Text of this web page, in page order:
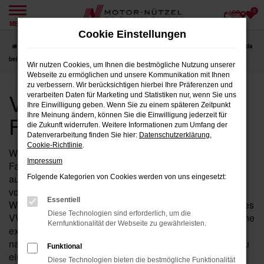
Zum
springen
MENÜ
0
VW Jahreswagen für Fulda
bei Motor-Nützel
VW Jahreswagen für
Fulda bei Motor-Nützel
Wenn Sie in der Nähe von Fulda nach einem fast neuen
Fahrzeug suchen, das Ihnen sowohl hohe Qualität als
auch einen attraktiven Preis bietet, ist der Passat Variant
von VW als Jahreswagen bei Motor-Nützel die perfekte
Wahl für Sie. Seit über 90 Jahren sind wir Ihr zuverlässiges
VW Autohaus in der Nähe von Fulda und bieten Ihnen eine
exklusive Auswahl an Passat Variant Jahreswagen, die
nahezu alle Vorteile eines Neuwagens bieten – jedoch zu
einem deutlich günstigeren Preis.
Cookie Einstellungen
Wir nutzen Cookies, um Ihnen die bestmögliche Nutzung unserer
Webseite zu ermöglichen und unsere Kommunikation mit Ihnen
zu verbessern. Wir berücksichtigen hierbei Ihre Präferenzen und
verarbeiten Daten für Marketing und Statistiken nur, wenn Sie uns
Ihre Einwilligung geben. Wenn Sie zu einem späteren Zeitpunkt
Ihre Meinung ändern, können Sie die Einwilligung jederzeit für
die Zukunft widerrufen. Weitere Informationen zum Umfang der
Datenverarbeitung finden Sie hier: Datenschutzerklärung,
Cookie-Richtlinie.
Impressum
Folgende Kategorien von Cookies werden von uns eingesetzt:
Essentiell
Diese Technologien sind erforderlich, um die
Kernfunktionalität der Webseite zu gewährleisten.
Funktional
Diese Technologien bieten die bestmögliche Funktionalität